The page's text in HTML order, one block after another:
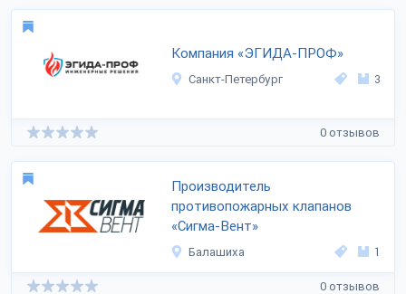
Компания «ЭГИДА-ПРОФ»
Санкт-Петербург 3
0 отзывов
Производитель
противопожарных клапанов
«Сигма-Вент»
Балашиха 1
0 отзывов